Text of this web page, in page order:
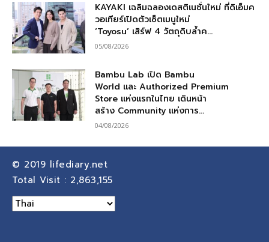
KAYAKI เฉลิมฉลองเดสติเนชั่นใหม่ ที่ดิเอ็มค
วอเทียร์เปิดตัวเซ็ตเมนูใหม่
‘Toyosu’ เสิร์ฟ 4 วัตถุดิบล้ำค...
05/08/2026
Bambu Lab เปิด Bambu
World และ Authorized Premium
Store แห่งแรกในไทย เดินหน้า
สร้าง Community แห่งการ...
04/08/2026
© 2019 lifediary.net
Total Visit : 2,863,155